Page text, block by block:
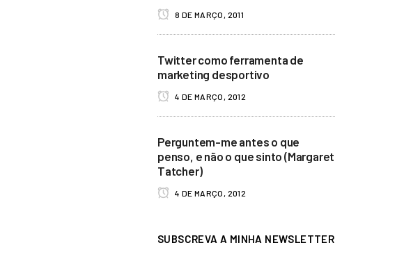
8 DE MARÇO, 2011
Twitter como ferramenta de
marketing desportivo
4 DE MARÇO, 2012
Perguntem-me antes o que
penso, e não o que sinto (Margaret
Tatcher)
4 DE MARÇO, 2012
SUBSCREVA A MINHA NEWSLETTER